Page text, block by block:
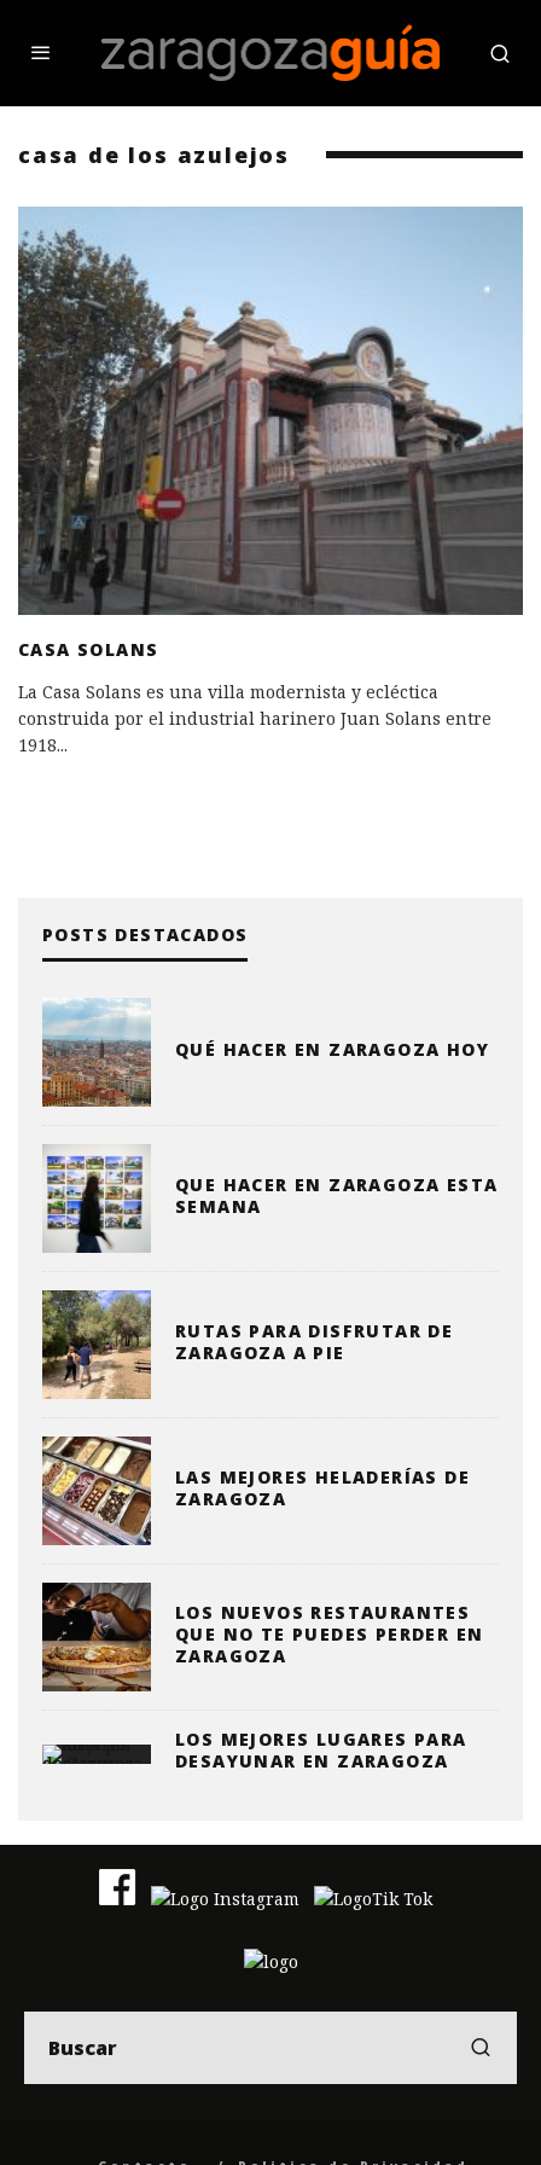
casa de los azulejos
CASA SOLANS
La Casa Solans es una villa modernista y ecléctica
construida por el industrial harinero Juan Solans entre
1918...
POSTS DESTACADOS
QUÉ HACER EN ZARAGOZA HOY
QUE HACER EN ZARAGOZA ESTA
SEMANA
RUTAS PARA DISFRUTAR DE
ZARAGOZA A PIE
LAS MEJORES HELADERÍAS DE
ZARAGOZA
LOS NUEVOS RESTAURANTES
QUE NO TE PUEDES PERDER EN
ZARAGOZA
LOS MEJORES LUGARES PARA
DESAYUNAR EN ZARAGOZA